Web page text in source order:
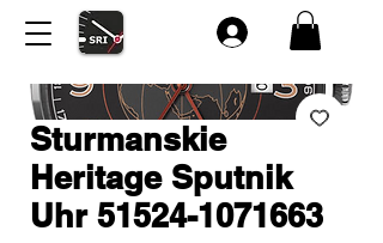
Sturmanskie
Heritage Sputnik
Uhr 51524-1071663